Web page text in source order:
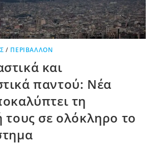
/ ΠΕΡΙΒΆΛΛΟΝ
και
παντού: Νέα
τη
τους σε ολόκληρο το